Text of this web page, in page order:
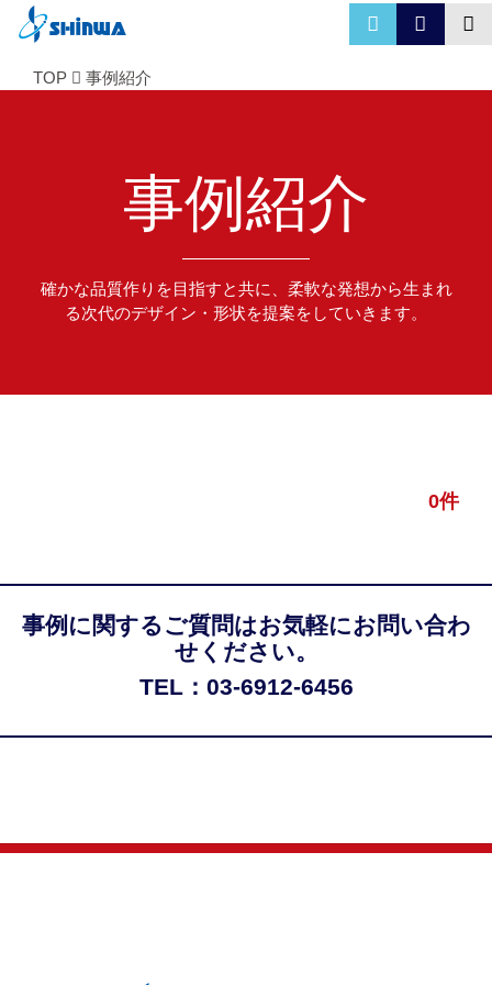
TOP 事例紹介
事例紹介
確かな品質作りを目指すと共に、柔軟な発想から生まれ
る次代のデザイン・形状を提案をしていきます。
0件
事例に関するご質問はお気軽にお問い合わ
せください。
TEL：03-6912-6456